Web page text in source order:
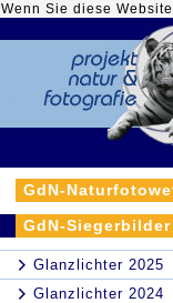
Wenn Sie diese
GdN-
GdN-Siegerbilder
Glanzlichter 2025
Glanzlichter 2024